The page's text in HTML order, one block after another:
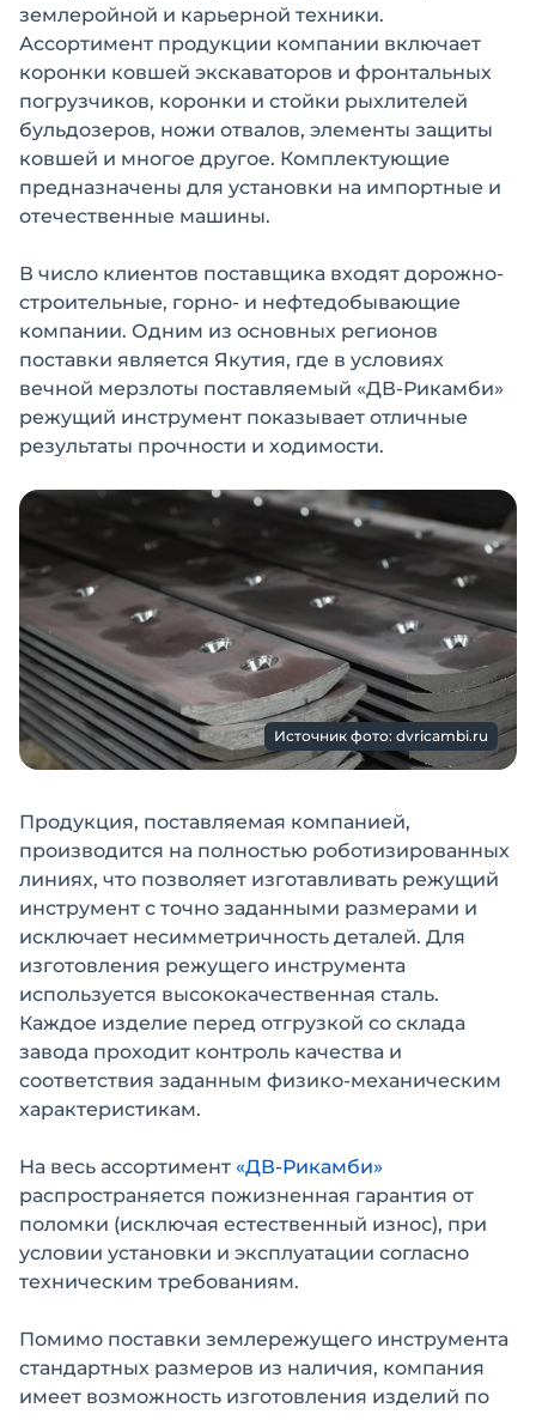
землеройной и карьерной техники.
Ассортимент продукции компании включает
коронки ковшей экскаваторов и фронтальных
погрузчиков, коронки и стойки рыхлителей
бульдозеров, ножи отвалов, элементы защиты
ковшей и многое другое. Комплектующие
предназначены для установки на импортные и
отечественные машины.
В число клиентов поставщика входят дорожно-
строительные, горно- и нефтедобывающие
компании. Одним из основных регионов
поставки является Якутия, где в условиях
вечной мерзлоты поставляемый «ДВ-Рикамби»
режущий инструмент показывает отличные
результаты прочности и ходимости.
Источник фото: dvricambi.ru
Продукция, поставляемая компанией,
производится на полностью роботизированных
линиях, что позволяет изготавливать режущий
инструмент с точно заданными размерами и
исключает несимметричность деталей. Для
изготовления режущего инструмента
используется высококачественная сталь.
Каждое изделие перед отгрузкой со склада
завода проходит контроль качества и
соответствия заданным физико-механическим
характеристикам.
На весь ассортимент «ДВ-Рикамби»
распространяется пожизненная гарантия от
поломки (исключая естественный износ), при
условии установки и эксплуатации согласно
техническим требованиям.
Помимо поставки землережущего инструмента
стандартных размеров из наличия, компания
имеет возможность изготовления изделий по